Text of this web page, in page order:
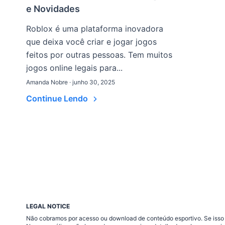
e Novidades
Roblox é uma plataforma inovadora
que deixa você criar e jogar jogos
feitos por outras pessoas. Tem muitos
jogos online legais para...
Amanda Nobre · junho 30, 2025
Continue Lendo
LEGAL NOTICE
Não cobramos por acesso ou download de conteúdo esportivo. Se